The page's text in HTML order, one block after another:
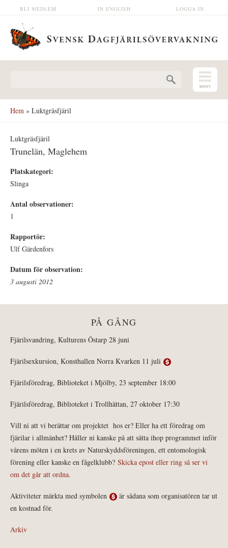
Hoppa till huvudinnehåll LOGGA IN
IN ENGLISH
BLI MEDLEM
Hem » Luktgräsfjäril
Luktgräsfjäril
Trunelän, Maglehem
Platskategori:
Slinga
Antal observationer:
1
Rapportör:
Ulf Gärdenfors
Datum för observation:
3 augusti 2012
PÅ GÅNG
Fjärilsvandring, Kulturens Östarp 28 juni
Fjärilsexkursion, Konsthallen Norra Kvarken 11 juli
Fjärilsföredrag, Biblioteket i Mjölby, 23 september 18:00
Fjärilsföredrag, Biblioteket i Trollhättan, 27 oktober 17:30
Vill ni att vi berättar om projektet hos er? Eller ha ett föredrag om
fjärilar i allmänhet? Håller ni kanske på att sätta ihop programmet inför
vårens möten i en krets av Naturskyddsföreningen, ett entomologisk
förening eller kanske en fågelklubb? Skicka epost eller ring så ser vi
om det går att ordna.
Aktiviteter märkta med symbolen
är sådana som organisatören tar ut
en kostnad för.
Arkiv